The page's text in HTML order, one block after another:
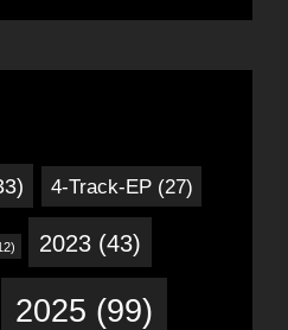
4-Track-EP(27)
2023(43)
2025 (99)